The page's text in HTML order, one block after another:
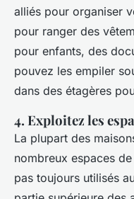
alliés pour organiser
pour ranger des
pour enfants, des
pouvez les empiler
dans des étagères
4. Exploitez les
La plupart des
nombreux espaces
pas toujours utilisés